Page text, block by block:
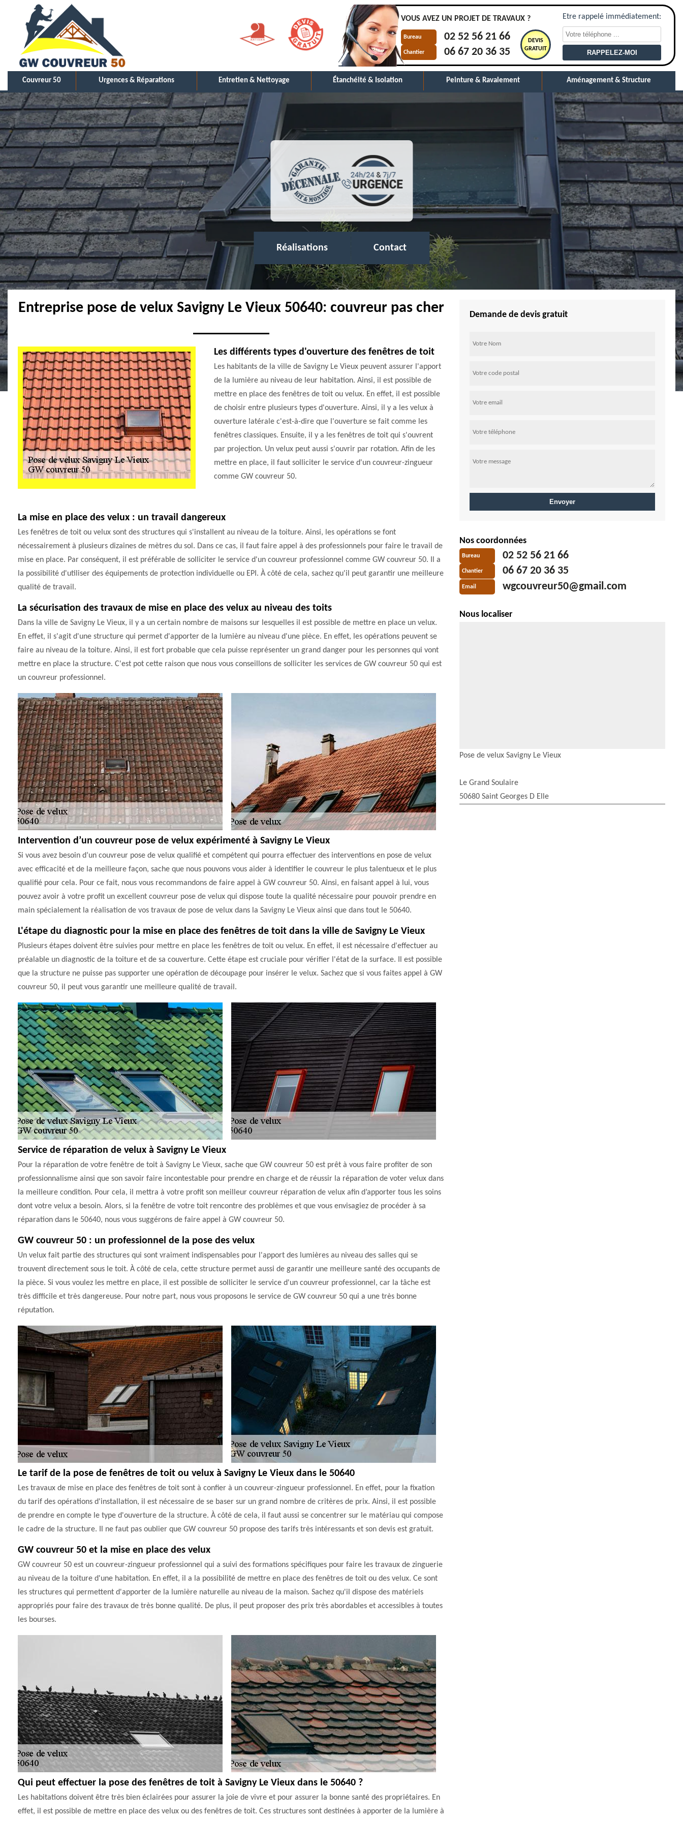
VOUS AVEZ UN PROJET DE TRAVAUX ?
Bureau 02 52 56 21 66
Chantier 06 67 20 36 35
DEVIS
GRATUIT
Etre rappelé immédiatement:
Couvreur 50 Urgences & Réparations Entretien & Nettoyage Étanchéité & Isolation Peinture & Ravalement Aménagement & Structure
Réalisations Contact
Entreprise pose de velux Savigny Le Vieux 50640: couvreur pas cher
Les différents types d'ouverture des fenêtres de toit
Les habitants de la ville de Savigny Le Vieux peuvent assurer l'apport
de la lumière au niveau de leur habitation. Ainsi, il est possible de
mettre en place des fenêtres de toit ou velux. En effet, il est possible
de choisir entre plusieurs types d'ouverture. Ainsi, il y a les velux à
ouverture latérale c'est-à-dire que l'ouverture se fait comme les
fenêtres classiques. Ensuite, il y a les fenêtres de toit qui s'ouvrent
par projection. Un velux peut aussi s'ouvrir par rotation. Afin de les
mettre en place, il faut solliciter le service d'un couvreur-zingueur
comme GW couvreur 50.
La mise en place des velux : un travail dangereux
Les fenêtres de toit ou velux sont des structures qui s'installent au niveau de la toiture. Ainsi, les opérations se font
nécessairement à plusieurs dizaines de mètres du sol. Dans ce cas, il faut faire appel à des professionnels pour faire le travail de
mise en place. Par conséquent, il est préférable de solliciter le service d'un couvreur professionnel comme GW couvreur 50. Il a
la possibilité d'utiliser des équipements de protection individuelle ou EPI. À côté de cela, sachez qu'il peut garantir une meilleure
qualité de travail.
La sécurisation des travaux de mise en place des velux au niveau des toits
Dans la ville de Savigny Le Vieux, il y a un certain nombre de maisons sur lesquelles il est possible de mettre en place un velux.
En effet, il s'agit d'une structure qui permet d'apporter de la lumière au niveau d'une pièce. En effet, les opérations peuvent se
faire au niveau de la toiture. Ainsi, il est fort probable que cela puisse représenter un grand danger pour les personnes qui vont
mettre en place la structure. C'est pot cette raison que nous vous conseillons de solliciter les services de GW couvreur 50 qui est
un couvreur professionnel.
Intervention d’un couvreur pose de velux expérimenté à Savigny Le Vieux
Si vous avez besoin d’un couvreur pose de velux qualifié et compétent qui pourra effectuer des interventions en pose de velux
avec efficacité et de la meilleure façon, sache que nous pouvons vous aider à identifier le couvreur le plus talentueux et le plus
qualifié pour cela. Pour ce fait, nous vous recommandons de faire appel à GW couvreur 50. Ainsi, en faisant appel à lui, vous
pouvez avoir à votre profit un excellent couvreur pose de velux qui dispose toute la qualité nécessaire pour pouvoir prendre en
main spécialement la réalisation de vos travaux de pose de velux dans la Savigny Le Vieux ainsi que dans tout le 50640.
L'étape du diagnostic pour la mise en place des fenêtres de toit dans la ville de Savigny Le Vieux
Plusieurs étapes doivent être suivies pour mettre en place les fenêtres de toit ou velux. En effet, il est nécessaire d'effectuer au
préalable un diagnostic de la toiture et de sa couverture. Cette étape est cruciale pour vérifier l'état de la surface. Il est possible
que la structure ne puisse pas supporter une opération de découpage pour insérer le velux. Sachez que si vous faites appel à GW
couvreur 50, il peut vous garantir une meilleure qualité de travail.
Service de réparation de velux à Savigny Le Vieux
Pour la réparation de votre fenêtre de toit à Savigny Le Vieux, sache que GW couvreur 50 est prêt à vous faire profiter de son
professionnalisme ainsi que son savoir faire incontestable pour prendre en charge et de réussir la réparation de voter velux dans
la meilleure condition. Pour cela, il mettra à votre profit son meilleur couvreur réparation de velux afin d’apporter tous les soins
dont votre velux a besoin. Alors, si la fenêtre de votre toit rencontre des problèmes et que vous envisagiez de procéder à sa
réparation dans le 50640, nous vous suggérons de faire appel à GW couvreur 50.
GW couvreur 50 : un professionnel de la pose des velux
Un velux fait partie des structures qui sont vraiment indispensables pour l'apport des lumières au niveau des salles qui se
trouvent directement sous le toit. À côté de cela, cette structure permet aussi de garantir une meilleure santé des occupants de
la pièce. Si vous voulez les mettre en place, il est possible de solliciter le service d'un couvreur professionnel, car la tâche est
très difficile et très dangereuse. Pour notre part, nous vous proposons le service de GW couvreur 50 qui a une très bonne
réputation.
Le tarif de la pose de fenêtres de toit ou velux à Savigny Le Vieux dans le 50640
Les travaux de mise en place des fenêtres de toit sont à confier à un couvreur-zingueur professionnel. En effet, pour la fixation
du tarif des opérations d'installation, il est nécessaire de se baser sur un grand nombre de critères de prix. Ainsi, il est possible
de prendre en compte le type d'ouverture de la structure. À côté de cela, il faut aussi se concentrer sur le matériau qui compose
le cadre de la structure. Il ne faut pas oublier que GW couvreur 50 propose des tarifs très intéressants et son devis est gratuit.
GW couvreur 50 et la mise en place des velux
GW couvreur 50 est un couvreur-zingueur professionnel qui a suivi des formations spécifiques pour faire les travaux de zinguerie
au niveau de la toiture d'une habitation. En effet, il a la possibilité de mettre en place des fenêtres de toit ou des velux. Ce sont
les structures qui permettent d'apporter de la lumière naturelle au niveau de la maison. Sachez qu'il dispose des matériels
appropriés pour faire des travaux de très bonne qualité. De plus, il peut proposer des prix très abordables et accessibles à toutes
les bourses.
Qui peut effectuer la pose des fenêtres de toit à Savigny Le Vieux dans le 50640 ?
Les habitations doivent être très bien éclairées pour assurer la joie de vivre et pour assurer la bonne santé des propriétaires. En
effet, il est possible de mettre en place des velux ou des fenêtres de toit. Ces structures sont destinées à apporter de la lumière à
Demande de devis gratuit
Nos coordonnées
Bureau 02 52 56 21 66
Chantier 06 67 20 36 35
Email wgcouvreur50@gmail.com
Nous localiser
Pose de velux Savigny Le Vieux
Le Grand Soulaire
50680 Saint Georges D Elle